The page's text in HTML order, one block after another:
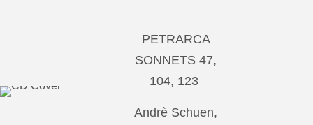
PETRARCA
SONNETS 47,
104, 123
Andrè Schuen,